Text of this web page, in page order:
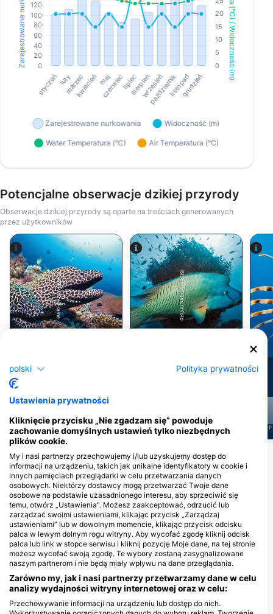
Potencjalne obserwacje dzikiej przyrody
Obserwacje dzikiej przyrody są oparte na treściach generowanych
przez użytkowników
Alamy-WaterFrame
142
J F M A M J J A S O N D
iStock/ultramarinfoto
Obserwacje
J F M A M J J A S O N D F
Pokaż więcej zwierząt
Centra nurkowe obsługujące to miejsce
nurkowe
SeaUrchin Diving Center
Mauritius, SSI Diamond
Trainer Center
Mauritius
SunDivers Ltd
La Pirogue Hotel, Wolmar, 90504
Flic en Flac, Mauritius
polski Polityka prywatności
Ustawienia prywatności
Kliknięcie przycisku „Nie zgadzam się” powoduje
zachowanie domyślnych ustawień tylko niezbędnych
plików cookie.
My i nasi partnerzy przechowujemy i/lub uzyskujemy dostęp do
informacji na urządzeniu, takich jak unikalne identyfikatory w cookie i
innych pamięciach przeglądarki w celu przetwarzania danych
osobowych. Niektórzy dostawcy mogą przetwarzać Twoje dane
osobowe na podstawie uzasadnionego interesu, aby sprzeciwić się
temu, otwórz „Ustawienia”. Możesz zaakceptować, odrzucić lub
zarządzać swoimi ustawieniami, klikając przycisk „Zarządzaj
ustawieniami” lub w dowolnym momencie, klikając przycisk odcisku
palca w lewym dolnym rogu witryny. Aby wycofać zgodę kliknij odcisk
palca lub link w stopce serwisu i kliknij pozycję Moje dane, na tej stronie
możesz wycofać swoją zgodę. Te wybory zostaną zasygnalizowane
naszym partnerom i nie będą miały wpływu na dane przeglądania.
Zarówno my, jak i nasi partnerzy przetwarzamy dane w celu
analizy wydajności witryny internetowej oraz w celu:
Przechowywanie informacji na urządzeniu lub dostęp do nich.